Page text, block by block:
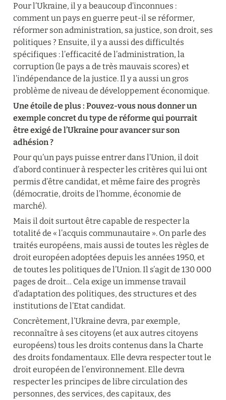
Pour l’Ukraine, il y a beaucoup d’inconnues :
comment un pays en guerre peut-il se réformer,
réformer son administration, sa justice, son droit, ses
politiques ? Ensuite, il y a aussi des difficultés
spécifiques : l’efficacité de l’administration, la
corruption (le pays a de très mauvais scores) et
l’indépendance de la justice. Il y a aussi un gros
problème de niveau de développement économique.
Une étoile de plus : Pouvez-vous nous donner un
exemple concret du type de réforme qui pourrait
être exigé de l’Ukraine pour avancer sur son
adhésion ?
Pour qu’un pays puisse entrer dans l’Union, il doit
d’abord continuer à respecter les critères qui lui ont
permis d’être candidat, et même faire des progrès
(démocratie, droits de l’homme, économie de
marché).
Mais il doit surtout être capable de respecter la
totalité de « l’acquis communautaire ». On parle des
traités européens, mais aussi de toutes les règles de
droit européen adoptées depuis les années 1950, et
de toutes les politiques de l’Union. Il s’agit de 130 000
pages de droit… Cela exige un immense travail
d’adaptation des politiques, des structures et des
institutions de l’Etat candidat.
Concrètement, l’Ukraine devra, par exemple,
reconnaître à ses citoyens (et aux autres citoyens
européens) tous les droits contenus dans la Charte
des droits fondamentaux. Elle devra respecter tout le
droit européen de l’environnement. Elle devra
respecter les principes de libre circulation des
personnes, des services, des capitaux, des